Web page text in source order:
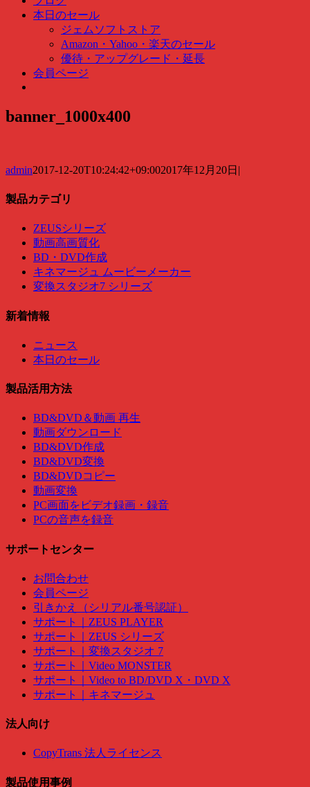
ク
検
索
…
本日のセール
ジェムソフトストア
Amazon・Yahoo・楽天のセール
優待・アップグレード・延長
会員ページ
banner_1000x400
admin2017-12-20T10:24:42+09:002017年12月20日 |
製品カテゴリ
ZEUSシリーズ
動画高画質化
BD・DVD作成
キネマージュ ムービーメーカー
変換スタジオ7 シリーズ
新着情報
ニュース
本日のセール
製品活用方法
BD&DVD＆動画 再生
動画ダウンロード
BD&DVD作成
BD&DVD変換
BD&DVDコピー
動画変換
PC画面をビデオ録画・録音
PCの音声を録音
サポートセンター
お問合わせ
会員ページ
引きかえ（シリアル番号認証）
サポート｜ZEUS PLAYER
サポート｜ZEUS シリーズ
サポート｜変換スタジオ 7
サポート｜Video MONSTER
サポート｜Video to BD/DVD X・DVD X
サポート｜キネマージュ
法人向け
CopyTrans 法人ライセンス
製品使用事例